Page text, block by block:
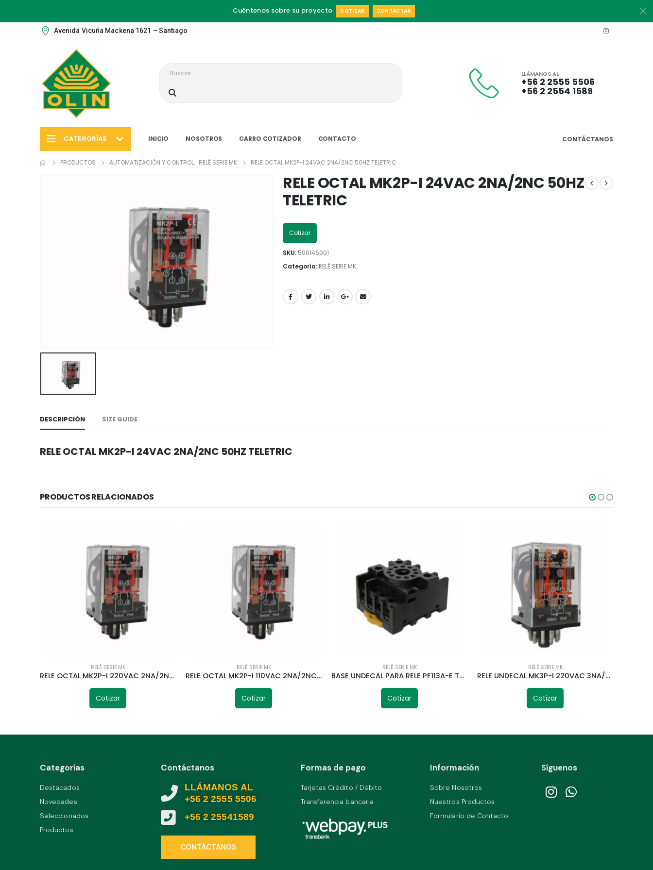
Cuéntenos sobre su proyecto COTIZAR CONTACTAR
Avenida Vicuña Mackena 1621 – Santiago
LLÁMANOS AL
+56 2 2555 5506
+56 2 2554 1589
CATEGORÍAS INICIO NOSOTROS CARRO COTIZADOR CONTACTO CONTÁCTANOS
PRODUCTOS AUTOMATIZACIÓN Y CONTROL, RELÉ SERIE MK RELE OCTAL MK2P-I 24VAC 2NA/2NC 50HZ TELETRIC
RELE OCTAL MK2P-I 24VAC 2NA/2NC 50HZ
TELETRIC
Cotizar
SKU: 500146001
Categoría: RELÉ SERIE MK
DESCRIPCIÓN SIZE GUIDE
RELE OCTAL MK2P-I 24VAC 2NA/2NC 50HZ TELETRIC
PRODUCTOS RELACIONADOS
RELÉ SERIE MK
RELE OCTAL MK2P-I 220VAC 2NA/2NC 50HZ TELETRIC
Cotizar
RELÉ SERIE MK
RELE OCTAL MK2P-I 110VAC 2NA/2NC 50HZ TELETRIC
Cotizar
RELÉ SERIE MK
BASE UNDECAL PARA RELE PF113A-E TELETRIC
Cotizar
RELÉ SERIE MK
RELE UNDECAL MK3P-I 220VAC 3NA/3NC 50HZ TELETRIC
Cotizar
Categorías
Destacados
Novedades
Seleccionados
Productos
Contáctanos
LLÁMANOS AL
+56 2 2555 5506
+56 2 25541589
CONTÁCTANOS
Formas de pago
Tarjetas Crédito / Débito
Transferencia bancaria
Información
Sobre Nosotros
Nuestros Productos
Formulario de Contacto
Síguenos